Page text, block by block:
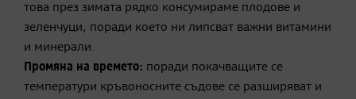
това през зимата рядко консумираме плодове и
зеленчуци, поради което ни липсват важни витамини
и минерали.
Промяна на времето: поради покачващите се
температури кръвоносните съдове се разширяват и